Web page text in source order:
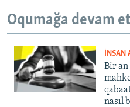
Oqumağa devam
İNSAN
Bir an
nasıl